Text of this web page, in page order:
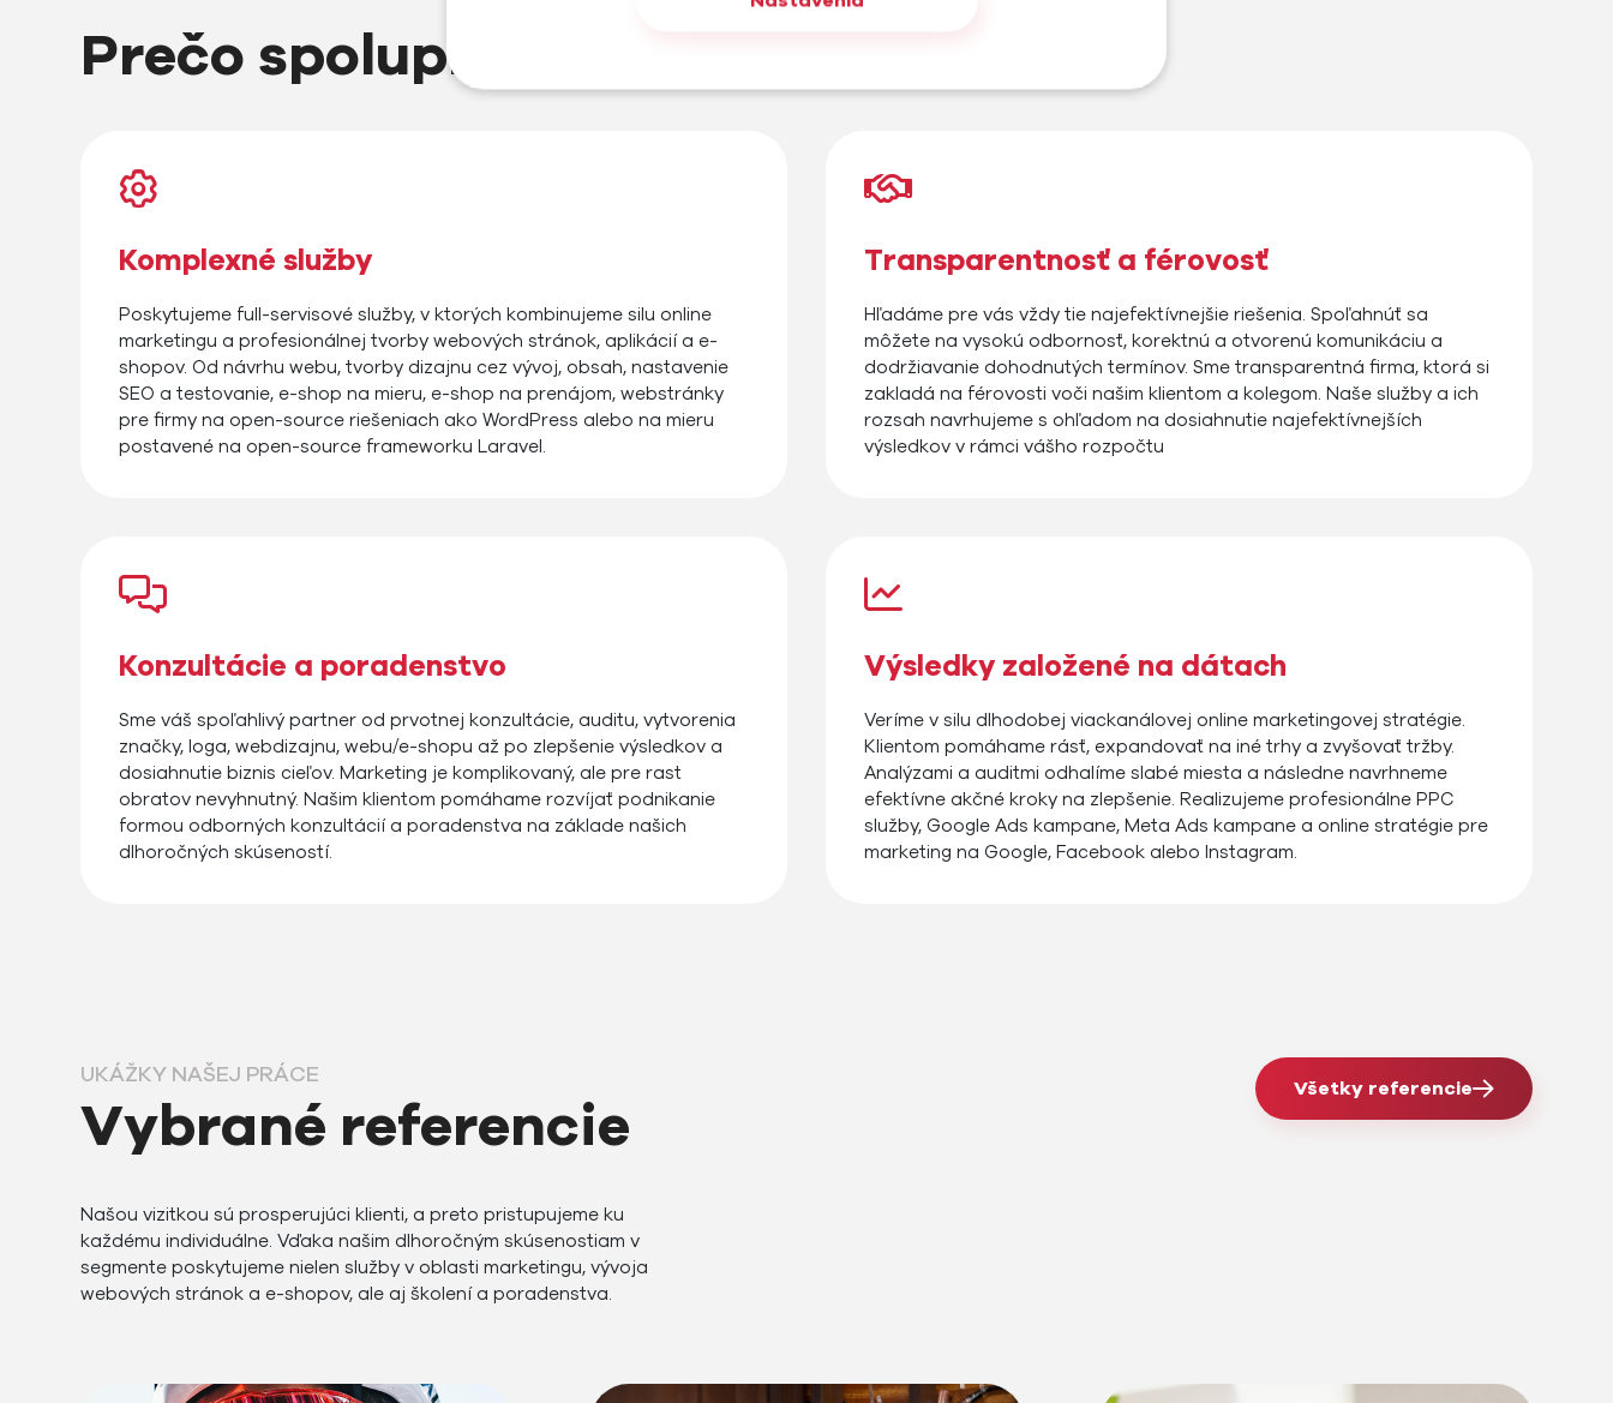
Prečo spolupracovať s nami?
Komplexné služby
Poskytujeme full-servisové služby, v ktorých kombinujeme silu online
marketingu a profesionálnej tvorby webových stránok, aplikácií a e-
shopov. Od návrhu webu, tvorby dizajnu cez vývoj, obsah, nastavenie
SEO a testovanie, e-shop na mieru, e-shop na prenájom, webstránky
pre firmy na open-source riešeniach ako WordPress alebo na mieru
postavené na open-source frameworku Laravel.
Transparentnosť a férovosť
Hľadáme pre vás vždy tie najefektívnejšie riešenia. Spoľahnúť sa
môžete na vysokú odbornosť, korektnú a otvorenú komunikáciu a
dodržiavanie dohodnutých termínov. Sme transparentná firma, ktorá si
zakladá na férovosti voči našim klientom a kolegom. Naše služby a ich
rozsah navrhujeme s ohľadom na dosiahnutie najefektívnejších
výsledkov v rámci vášho rozpočtu
Konzultácie a poradenstvo
Sme váš spoľahlivý partner od prvotnej konzultácie, auditu, vytvorenia
značky, loga, webdizajnu, webu/e-shopu až po zlepšenie výsledkov a
dosiahnutie biznis cieľov. Marketing je komplikovaný, ale pre rast
obratov nevyhnutný. Našim klientom pomáhame rozvíjať podnikanie
formou odborných konzultácií a poradenstva na základe našich
dlhoročných skúseností.
Výsledky založené na dátach
Veríme v silu dlhodobej viackanálovej online marketingovej stratégie.
Klientom pomáhame rásť, expandovať na iné trhy a zvyšovať tržby.
Analýzami a auditmi odhalíme slabé miesta a následne navrhneme
efektívne akčné kroky na zlepšenie. Realizujeme profesionálne PPC
služby, Google Ads kampane, Meta Ads kampane a online stratégie pre
marketing na Google, Facebook alebo Instagram.
UKÁŽKY NAŠEJ PRÁCE
Vybrané referencie
Našou vizitkou sú prosperujúci klienti, a preto pristupujeme ku
každému individuálne. Vďaka našim dlhoročným skúsenostiam v
segmente poskytujeme nielen služby v oblasti marketingu, vývoja
webových stránok a e-shopov, ale aj školení a poradenstva.
Všetky referencie